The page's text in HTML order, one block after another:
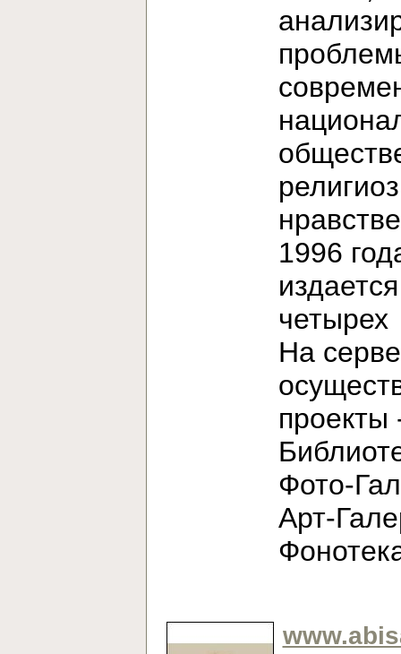
1996
На
проекты
Фото-
Арт-